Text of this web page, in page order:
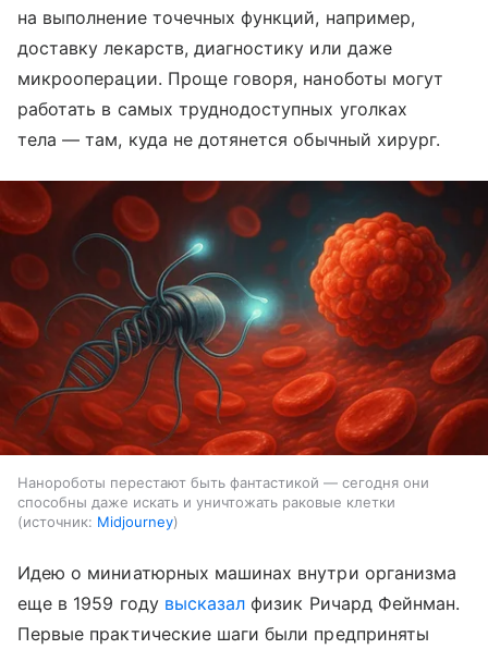
на выполнение точечных функций, например,
доставку лекарств, диагностику или даже
микрооперации. Проще говоря, наноботы могут
работать в самых труднодоступных уголках
тела — там, куда не дотянется обычный хирург.
Нанороботы перестают быть фантастикой — сегодня они
способны даже искать и уничтожать раковые клетки
источник: Midjourney
Идею о миниатюрных машинах внутри организма
еще в 1959 году высказал физик Ричард Фейнман.
Первые практические шаги были предприняты